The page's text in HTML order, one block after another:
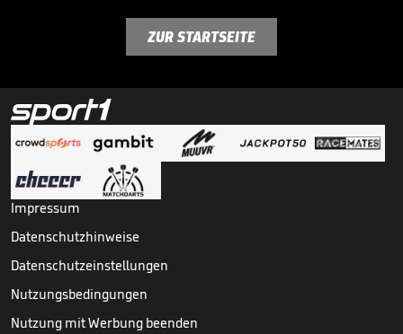
ZUR STARTSEITE
Impressum
Datenschutzhinweise
Datenschutzeinstellungen
Nutzungsbedingungen
Nutzung mit Werbung beenden